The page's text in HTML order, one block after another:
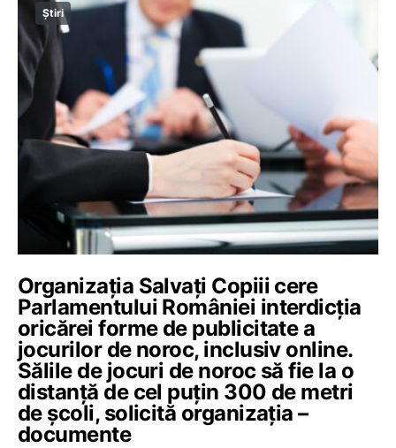
Știri
Organizația Salvați Copiii cere
Parlamentului României interdicția
oricărei forme de publicitate a
jocurilor de noroc, inclusiv online.
Sălile de jocuri de noroc să fie la o
distanță de cel puțin 300 de metri
de școli, solicită organizația –
documente